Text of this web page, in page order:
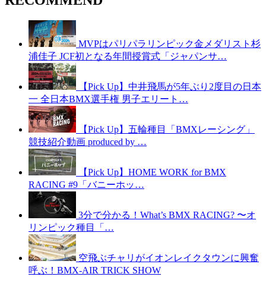
MVPはパリパラリンピック金メダリスト杉
浦佳子 JCF初となる年間授賞式「ジャパンサ…
【Pick Up】中井飛馬が5年ぶり2度目の日本
一 全日本BMX選手権 男子エリート…
【Pick Up】五輪種目「BMXレーシング」
競技紹介動画 produced by …
【Pick Up】HOME WORK for BMX
RACING #9「バニーホッ…
3分で分かる！What’s BMX RACING? 〜オ
リンピック種目「…
空飛ぶチャリがイオンレイクタウンに興奮
呼ぶ！BMX-AIR TRICK SHOW